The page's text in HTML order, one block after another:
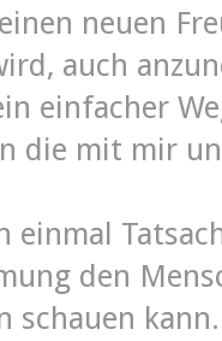
neuen
auch
einfacher
die mit mir
einmal
den
schauen kann.